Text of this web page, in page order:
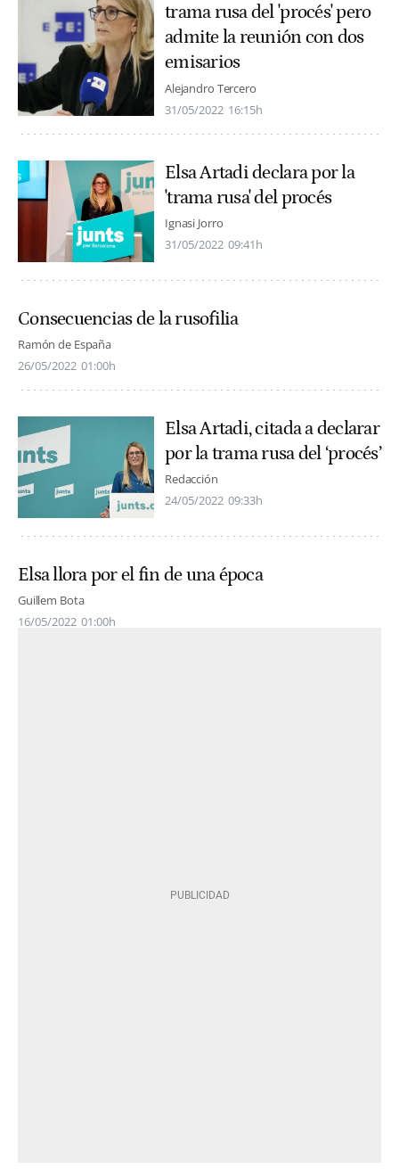
trama rusa del 'procés' pero
admite la reunión con dos
emisarios
Alejandro Tercero
31/05/2022 16:15h
Elsa Artadi declara por la
'trama rusa' del procés
Ignasi Jorro
31/05/2022 09:41h
Consecuencias de la rusofilia
Ramón de España
26/05/2022 01:00h
Elsa Artadi, citada a declarar
por la trama rusa del ‘procés’
Redacción
24/05/2022 09:33h
Elsa llora por el fin de una época
Guillem Bota
16/05/2022 01:00h